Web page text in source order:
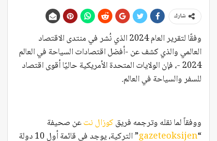
شارك
وفقًا لتقرير العام 2024 الذي نُشر في منتدى الاقتصاد
العالمي والذي كشف عن -أفضل اقتصادات السياحة في العالم
2024 -، فإن الولايات المتحدة الأمريكية حاليًا أقوى اقتصاد
للسفر والسياحة في العالم.
ووفقاً لما نقله وترجمه فريقكوزال نتعن صحيفة
“
gazeteoksijen
” التركية، يوجد في قائمة أول 10 دولة